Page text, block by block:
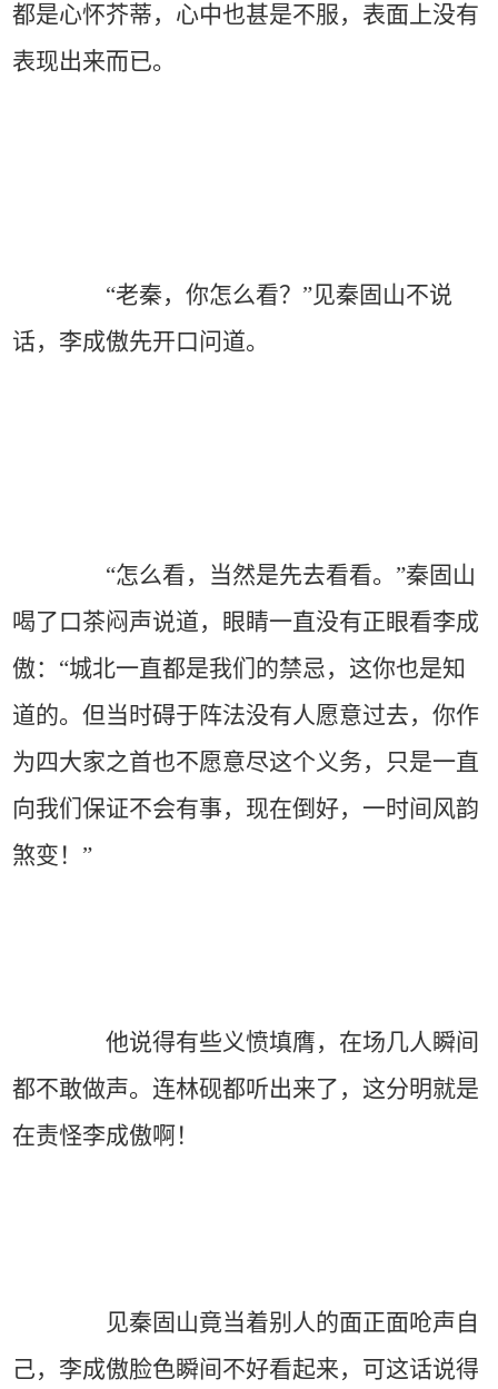
都是心怀芥蒂，心中也甚是不服，表面上没有
表现出来而已。
“老秦，你怎么看？”见秦固山不说
话，李成傲先开口问道。
“怎么看，当然是先去看看。”秦固山
喝了口茶闷声说道，眼睛一直没有正眼看李成
傲：“城北一直都是我们的禁忌，这你也是知
道的。但当时碍于阵法没有人愿意过去，你作
为四大家之首也不愿意尽这个义务，只是一直
向我们保证不会有事，现在倒好，一时间风韵
煞变！”
他说得有些义愤填膺，在场几人瞬间
都不敢做声。连林砚都听出来了，这分明就是
在责怪李成傲啊！
见秦固山竟当着别人的面正面呛声自
己，李成傲脸色瞬间不好看起来，可这话说得